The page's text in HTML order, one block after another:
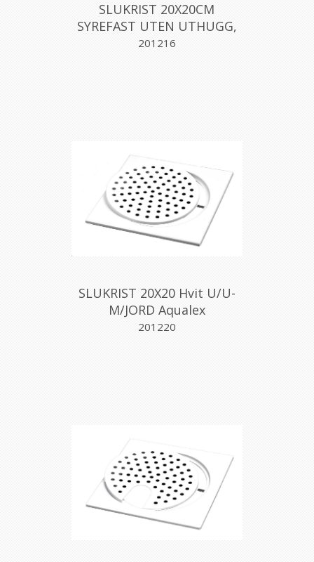
SLUKRIST 20X20CM
SYREFAST UTEN UTHUGG,
AQUALEX
201216
SLUKRIST 20X20 Hvit U/U-
M/JORD Aqualex
201220